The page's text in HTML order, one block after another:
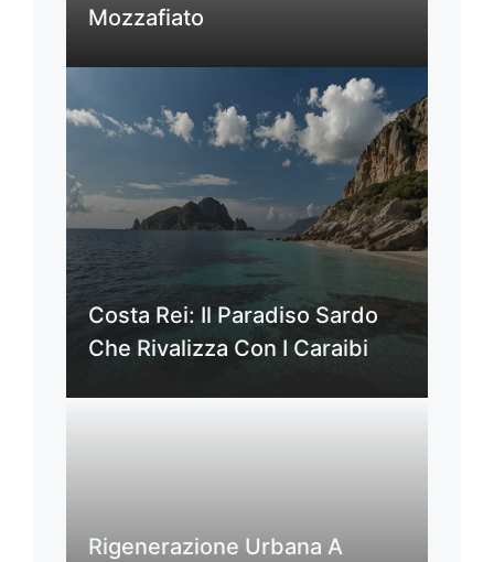
Mozzafiato
Costa Rei: Il Paradiso Sardo
Che Rivalizza Con I Caraibi
Rigenerazione Urbana A